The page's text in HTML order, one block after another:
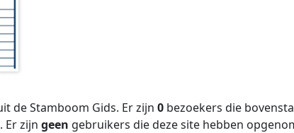
de Stamboom Gids. Er zijn 0 bezoekers die
Er zijn geen gebruikers die deze site hebben